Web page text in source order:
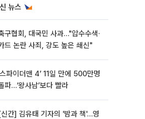
뉴스
구협회, 대국민 사과…"압수수색·
드 논란 사죄, 강도 높은 쇄신"
스파이더맨 4’ 11일 만에 500만명
파…‘왕사남’보다 빨라
간] 김유태 기자의 '밤과 책'…영